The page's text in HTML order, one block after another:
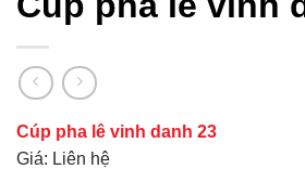
Cúp pha lê vinh danh 23
Giá: Liên hệ